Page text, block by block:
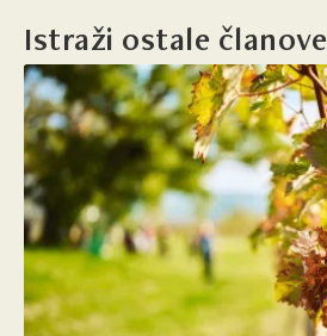
Istraži ostale članove